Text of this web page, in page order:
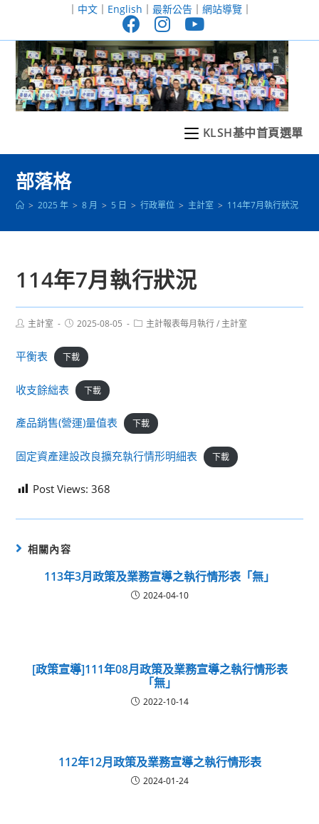
至
｜ 中文｜ English ｜ 最新公告｜ 網站導覽｜
KLSH基中首頁選單
部落格
> 2025 年 > 8 月 > 5 日 > 行政單位 > 主計室 > 114年7月執行狀況
114年7月執行狀況
Post主計室
Post2025-08-05
Post主計報表每月執行 / 主計室
平衡表 下載
收支餘絀表 下載
產品銷售(營運)量值表 下載
固定資產建設改良擴充執行情形明細表 下載
Post Views: 368
相關內容
113年3月政策及業務宣導之執行情形表「無」
2024-04-10
[政策宣導]111年08月政策及業務宣導之執行情形表
「無」
2022-10-14
112年12月政策及業務宣導之執行情形表
2024-01-24